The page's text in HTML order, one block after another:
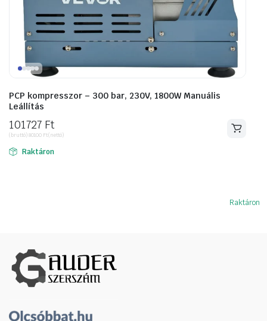
PCP kompresszor – 300 bar, 230V, 1800W Manuális
Leállítás
101727 Ft
(bruttó)80100 Ft(nettó)
Raktáron
Raktáron